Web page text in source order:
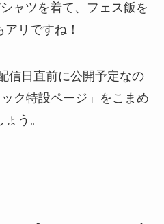
ャツを着て、フェス飯を
リですね！
信日直前に公開予定なの
ク特設ページ」をこまめ
う。